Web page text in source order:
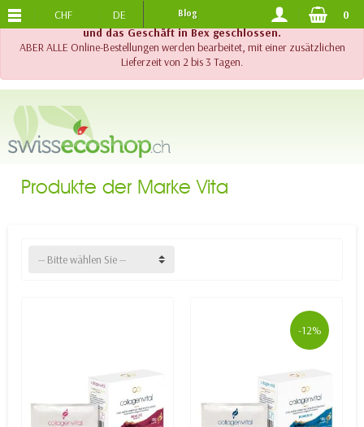
!! Wichtig !! Bis am 20. August 2026 sind der Telefonsupport
und das Geschäft in Bex geschlossen.
ABER ALLE Online-Bestellungen werden bearbeitet, mit einer zusätzlichen
Lieferzeit von 2 bis 3 Tagen.
KOSTENLOSER VERSAND AB 120.-
CHF DE Blog 0
Produkte der Marke Vita
-- Bitte wählen Sie --
-12%